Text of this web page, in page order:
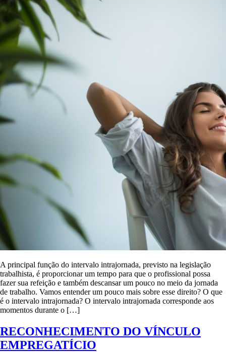
A principal função do intervalo intrajornada, previsto na legislação
trabalhista, é proporcionar um tempo para que o profissional possa
fazer sua refeição e também descansar um pouco no meio da jornada
de trabalho. Vamos entender um pouco mais sobre esse direito? O que
é o intervalo intrajornada? O intervalo intrajornada corresponde aos
momentos durante o […]
RECONHECIMENTO DO VÍNCULO
EMPREGATÍCIO